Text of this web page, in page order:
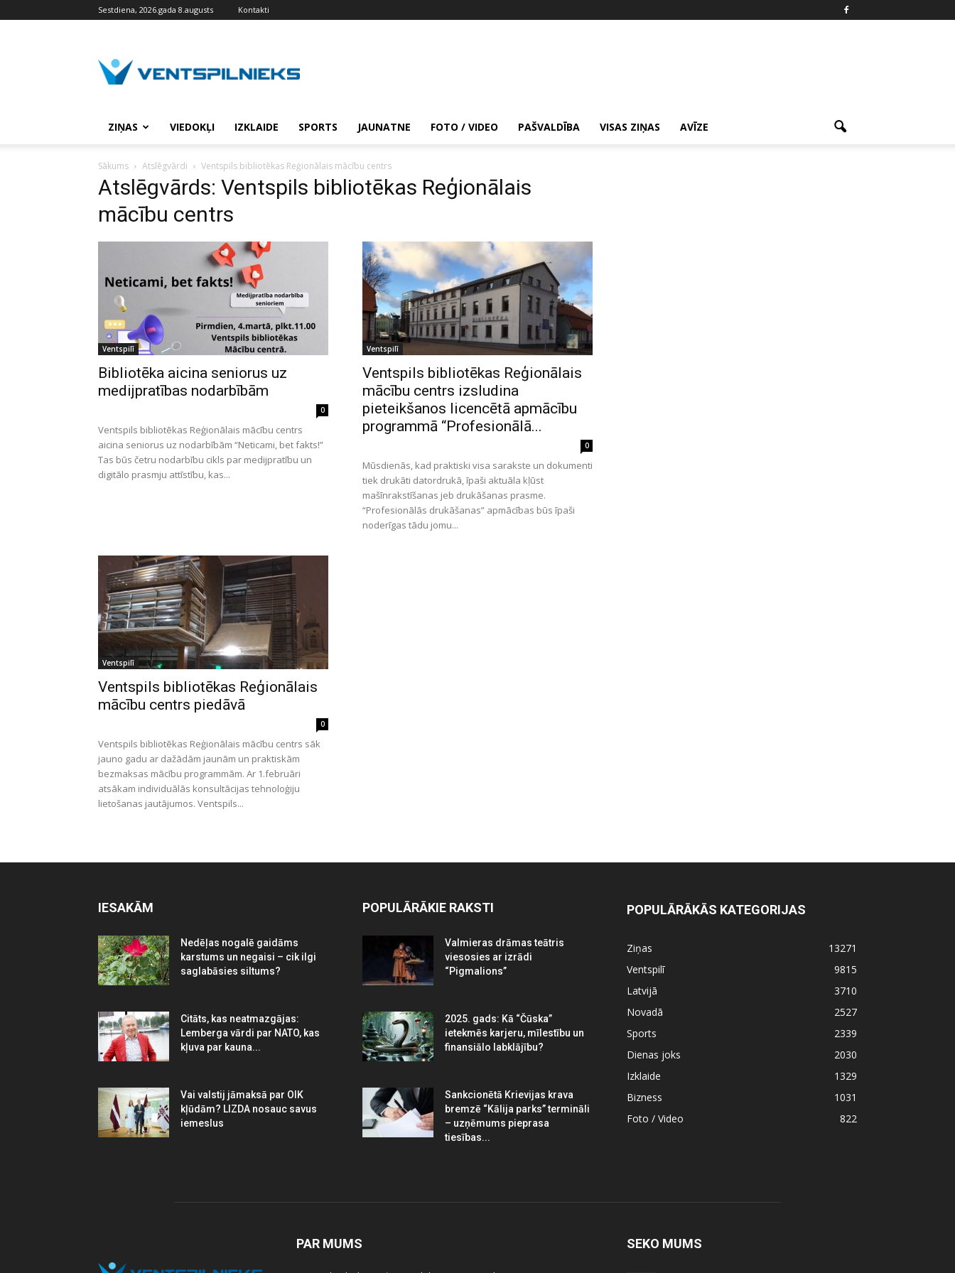
Sestdiena, 2026.gada 8.augusts Kontakti
ZIŅAS VIEDOKĻI IZKLAIDE SPORTS JAUNATNE FOTO / VIDEO PAŠVALDĪBA VISAS ZIŅAS AVĪZE
Sākums Atslēgvārdi Ventspils bibliotēkas Reģionālais mācību centrs
Atslēgvārds: Ventspils bibliotēkas Reģionālais
mācību centrs
Ventspilī
Bibliotēka aicina seniorus uz
medijpratības nodarbībām
0
Ventspils bibliotēkas Reģionālais mācību centrs
aicina seniorus uz nodarbībām “Neticami, bet fakts!”
Tas būs četru nodarbību cikls par medijpratību un
digitālo prasmju attīstību, kas...
Ventspilī
Ventspils bibliotēkas Reģionālais
mācību centrs izsludina
pieteikšanos licencētā apmācību
programmā “Profesionālā...
0
Mūsdienās, kad praktiski visa sarakste un dokumenti
tiek drukāti datordrukā, īpaši aktuāla kļūst
mašīnrakstīšanas jeb drukāšanas prasme.
“Profesionālās drukāšanas” apmācības būs īpaši
noderīgas tādu jomu...
Ventspilī
Ventspils bibliotēkas Reģionālais
mācību centrs piedāvā
0
Ventspils bibliotēkas Reģionālais mācību centrs sāk
jauno gadu ar dažādām jaunām un praktiskām
bezmaksas mācību programmām. Ar 1.februāri
atsākam individuālās konsultācijas tehnoloģiju
lietošanas jautājumos. Ventspils...
IESAKĀM
Nedēļas nogalē gaidāms
karstums un negaisi – cik ilgi
saglabāsies siltums?
Citāts, kas neatmazgājas:
Lemberga vārdi par NATO, kas
kļuva par kauna...
Vai valstij jāmaksā par OIK
kļūdām? LIZDA nosauc savus
iemeslus
POPULĀRĀKIE RAKSTI
Valmieras drāmas teātris
viesosies ar izrādi
“Pigmalions”
2025. gads: Kā “Čūska”
ietekmēs karjeru, mīlestību un
finansiālo labklājību?
Sankcionētā Krievijas krava
bremzē “Kālija parks” termināli
– uzņēmums pieprasa
tiesības...
POPULĀRĀKĀS KATEGORIJAS
Ziņas
13271
Ventspilī
9815
Latvijā
3710
Novadā
2527
Sports
2339
Dienas joks
2030
Izklaide
1329
Bizness
1031
Foto / Video
822
PAR MUMS SEKO MUMS